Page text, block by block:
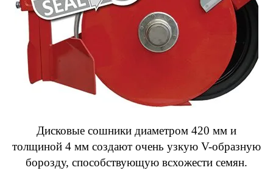
Дисковые сошники диаметром 420 мм и
толщиной 4 мм создают очень узкую V-образную
борозду, способствующую всхожести семян.